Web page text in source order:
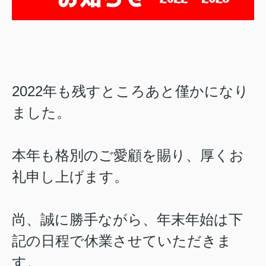
2022年も残すところあと僅かになり
ました。
本年も格別のご愛顧を賜り、厚くお
礼申し上げます。
尚、誠に勝手ながら、年末年始は下
記の日程で休業させていただきま
す。